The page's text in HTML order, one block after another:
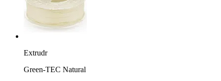
Extrudr
Green-TEC Natural